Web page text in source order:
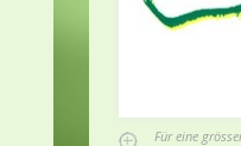
Für eine